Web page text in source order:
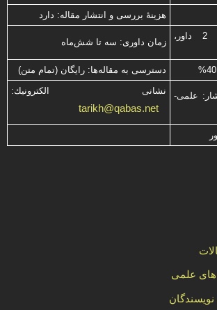
هزینۀ بررسی و انتشار مقاله: دارد
نوع داوری: حداقل 2 داور،
زمان داوری: سه تا شش‌ماه
دسترسی به مقاله‌ها: رایگان (تمام متن)
علمی-
نشانی الكترونیك:
tarikh@qabas.net
علمی